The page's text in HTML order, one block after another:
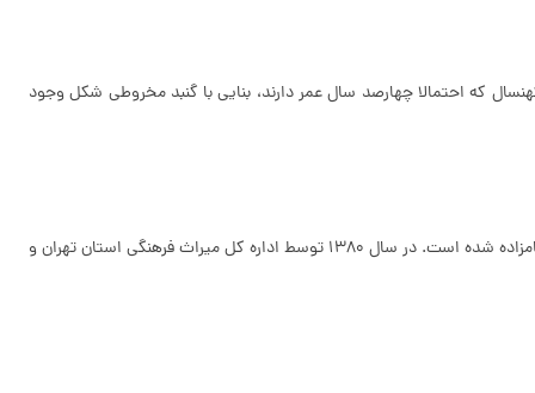
که احتمالا چهارصد سال عمر دارند، بنایی با گنبد مخروطی شکل وجود
گفته می‌شود قدمت این امامزاده به 800 تا 900 سال می‌رسد. اطراف امامزاده حمزه (ع) آرامستان اهالی روستای مبارک آباد است و همین موضوع باعث رونق امامزاده شده است. در سال 1380 توسط اداره کل میراث فرهنگی استان تهران و